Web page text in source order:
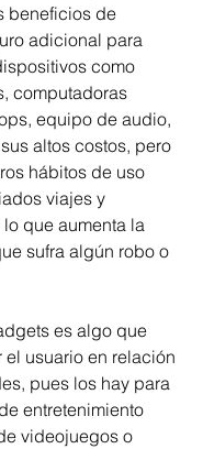
beneficios de
adicional para
como
computadoras
equipo de audio,
altos costos, pero
hábitos de uso
viajes y
que aumenta la
sufra algún robo o
es algo que
usuario en relación
pues los hay para
entretenimiento
videojuegos o